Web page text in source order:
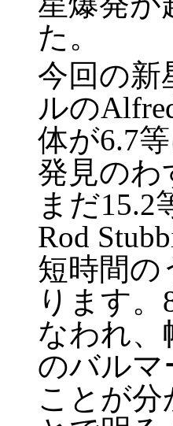
た。
今回の新
ルの
体が6.7
発見のわ
まだ
Rod
短時間の
ります
なわれ、
のバルマ
ことが